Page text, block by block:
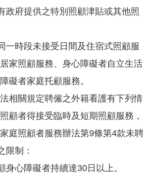
政府提供之特別照顧津貼或其他照
一時段未接受日間及住宿式照顧服
家照顧服務、身心障礙者自立生活
礙者家庭托顧服務。
相關規定聘僱之外籍看護有下列情
顧者得接受臨時及短期照顧服務，
庭照顧者服務辦法第9條第4款未聘
限制：
身心障礙者持續達30日以上。